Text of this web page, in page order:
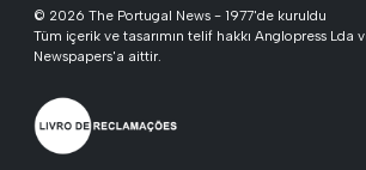
© 2026 The Portugal News - 1977'de kuruldu
Tüm içerik ve tasarımın telif hakkı Anglopress Lda
Newspapers'a aittir.